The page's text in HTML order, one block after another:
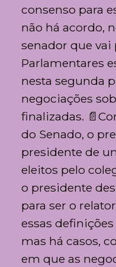
consenso para
não há acordo,
senador que
Parlamentares
nesta segunda
negociações
finalizadas.
do Senado, o
presidente de
eleitos pelo
o presidente
para ser o
essas
mas há casos,
em que as